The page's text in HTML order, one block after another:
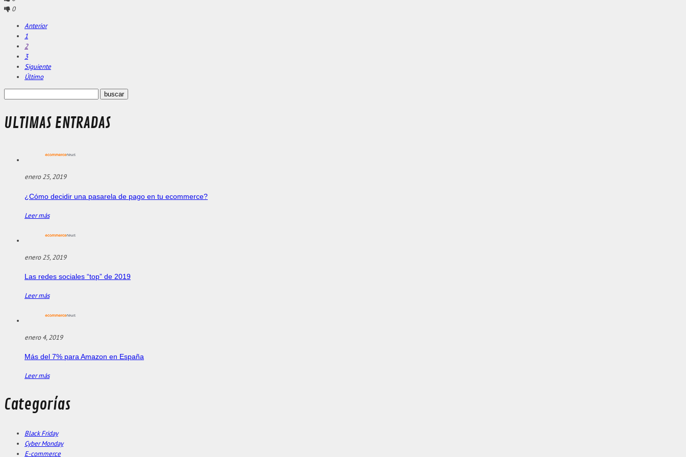
0
Anterior
1
2
3
Siguiente
Último
ULTIMAS ENTRADAS
enero 25, 2019
¿Cómo decidir una pasarela de pago en tu ecommerce?
Leer más
enero 25, 2019
Las redes sociales “top” de 2019
Leer más
enero 4, 2019
Más del 7% para Amazon en España
Leer más
Categorías
Black Friday
Cyber Monday
E-commerce